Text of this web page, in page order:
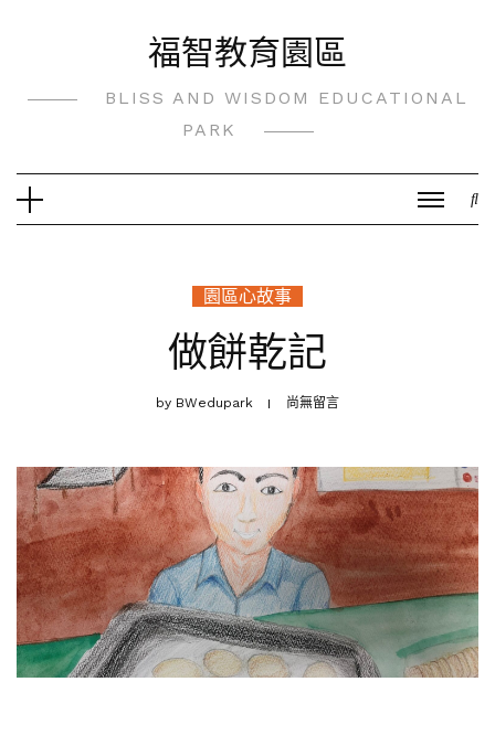
福智教育園區
BLISS AND WISDOM EDUCATIONAL
PARK
園區心故事
做餅乾記
by BWedupark 尚無留言